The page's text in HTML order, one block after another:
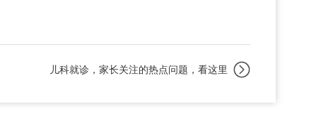
儿科就诊，家长关注的热点问题，看这里